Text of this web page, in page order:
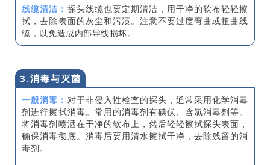
线缆清洁： 探头线缆也要定期清洁，用干净的软布轻轻擦
拭，去除表面的灰尘和污渍。注意不要过度弯曲或扭曲线
缆，以免造成内部导线损坏。
3.消毒与灭菌
一般消毒： 对于非侵入性检查的探头，通常采用化学消毒
剂进行擦拭消毒。常用的消毒剂有碘伏、含氯消毒剂等。
将消毒剂喷洒在干净的软布上，然后轻轻擦拭探头表面，
确保消毒彻底。消毒后要用清水擦拭干净，去除残留的消
毒剂。